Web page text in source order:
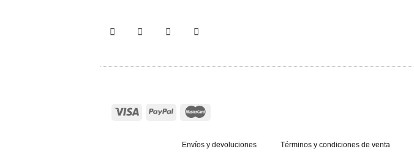
Envíos y devoluciones Términos y condiciones de venta